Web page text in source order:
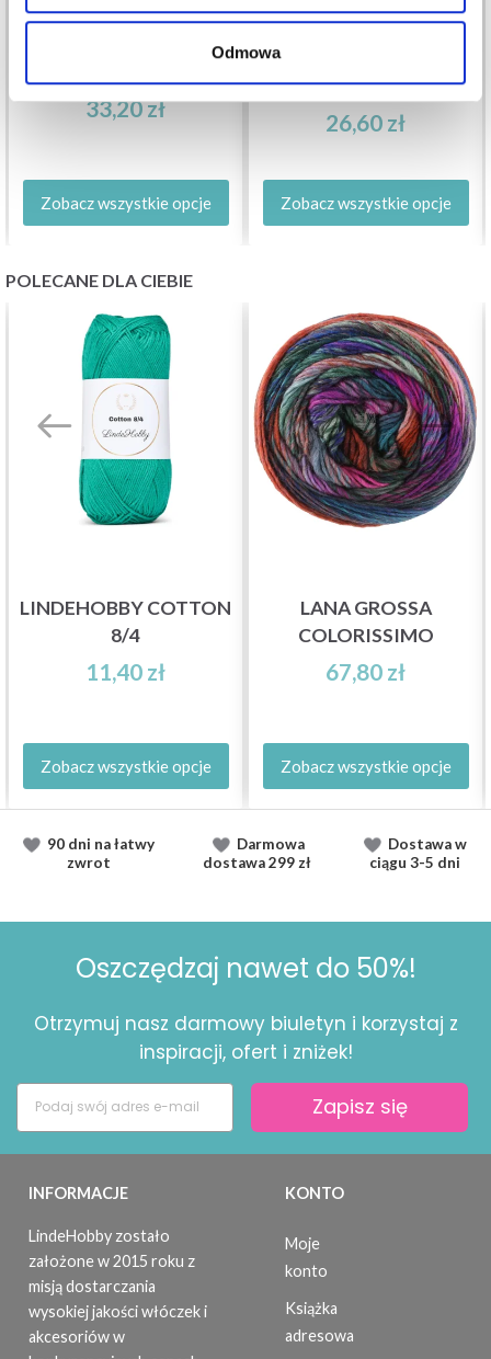
Odmowa
33,20 zł
Zobacz wszystkie opcje
LANA GROSSA COSY
SOCKS MULTI STRIPES
26,60 zł
Zobacz wszystkie opcje
POLECANE DLA CIEBIE
LINDEHOBBY COTTON
8/4
11,40 zł
Zobacz wszystkie opcje
LANA GROSSA
COLORISSIMO
67,80 zł
Zobacz wszystkie opcje
90 dni na łatwy
zwrot
Darmowa
dostawa299 zł
Dostawaw
ciągu 3-5 dni
Oszczędzaj nawet do 50%!
Otrzymuj nasz darmowy biuletyn i korzystaj z
inspiracji, ofert i zniżek!
Zapisz się
INFORMACJE
LindeHobby zostało
założone w 2015 roku z
misją dostarczania
wysokiej jakości włóczek i
akcesoriów w
KONTO
Moje
konto
Książka
adresowa